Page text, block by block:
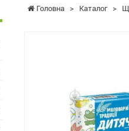
Головна > Каталог >